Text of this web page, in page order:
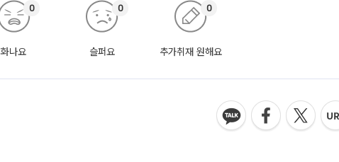
화나요
0
슬퍼요
0
추가취재 원해요
0